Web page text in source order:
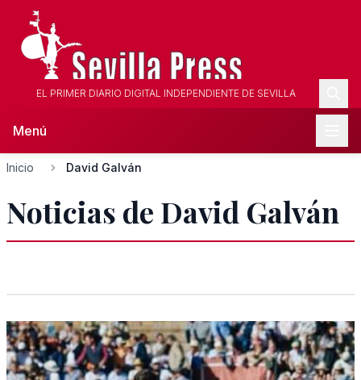
EL PRIMER DIARIO DIGITAL INDEPENDIENTE DE SEVILLA
Menú
Inicio David Galván
Noticias de David Galván